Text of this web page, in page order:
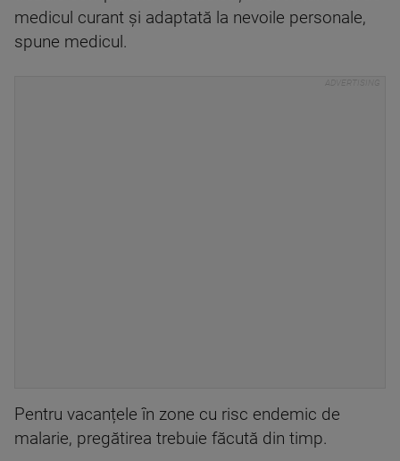
medicul curant și adaptată la nevoile personale,
spune medicul.
Pentru vacanțele în zone cu risc endemic de
malarie, pregătirea trebuie făcută din timp.